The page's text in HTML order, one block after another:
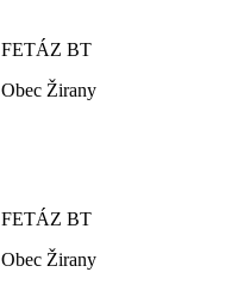
FETÁZ BT
Obec Žirany
FETÁZ BT
Obec Žirany